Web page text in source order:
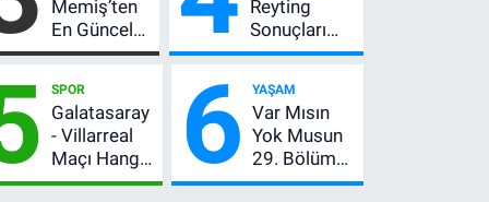
Yıldız Daha
Listede
Anlatımla
Rehber
Memiş’ten
En Güncel
Altın
Gram Altın
İçin 6.350
TL Uyarısı,
Yıl Sonu
Beklentisi
Reyting
Sonuçları
Açıklandı!
Değiştirdi:
Muhtemel
Aşk,
MasterChef'i
Geride
SPOR
Galatasaray
- Villarreal
Maçı Hangi
Kanalda?
6 YAŞAM
Var Mısın
Yok Musun
29. Bölüm
Ne Zaman?